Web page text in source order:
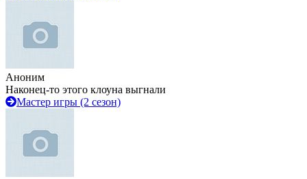
Аноним
Наконец-то этого клоуна выгнали
Мастер игры (2 сезон)